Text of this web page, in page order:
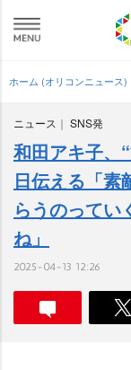
ホーム (オリコンニュース)
ニュース SNS発
和田アキ子、
日伝える「素
らうのってい
ね」
2025-04-13 12:26